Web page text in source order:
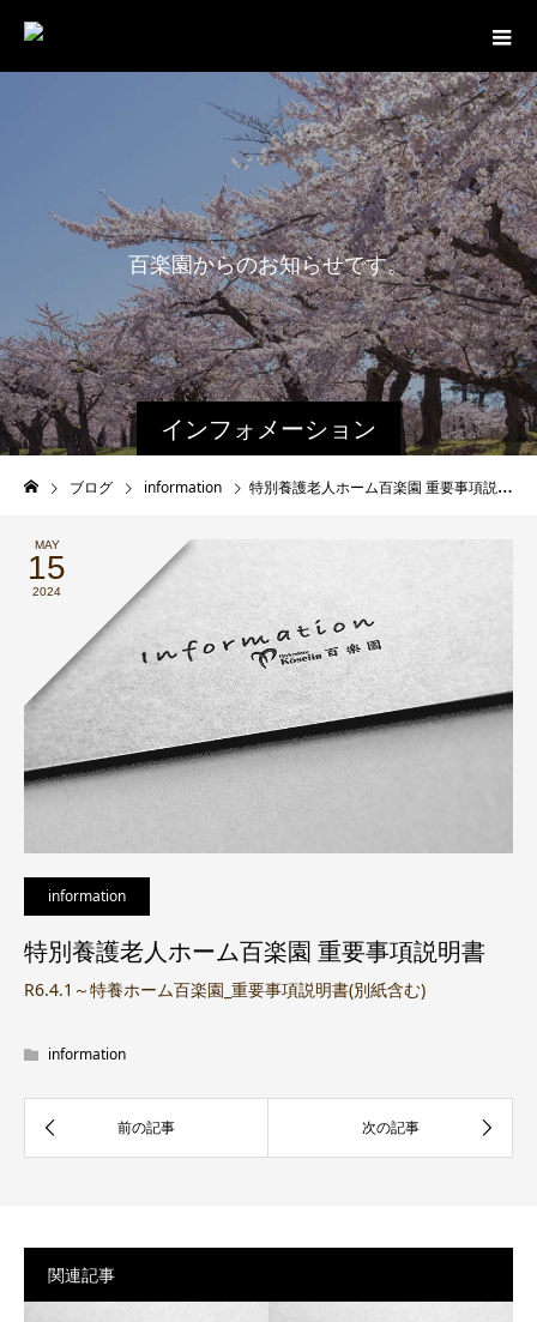
インフォメーション
百楽園からのお知らせです。
最
ブログ information 特別養護老人ホーム百楽園 重要事項説明書
MAY
15
2024
information
特別養護老人ホーム百楽園 重要事項説明書
R6.4.1～特養ホーム百楽園_重要事項説明書(別紙含む)
information
関連記事